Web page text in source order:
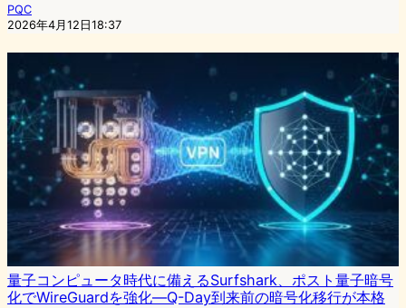
PQC
2026年4月12日18:37
量子コンピュータ時代に備えるSurfshark、ポスト量子暗号
化でWireGuardを強化—Q-Day到来前の暗号化移行が本格